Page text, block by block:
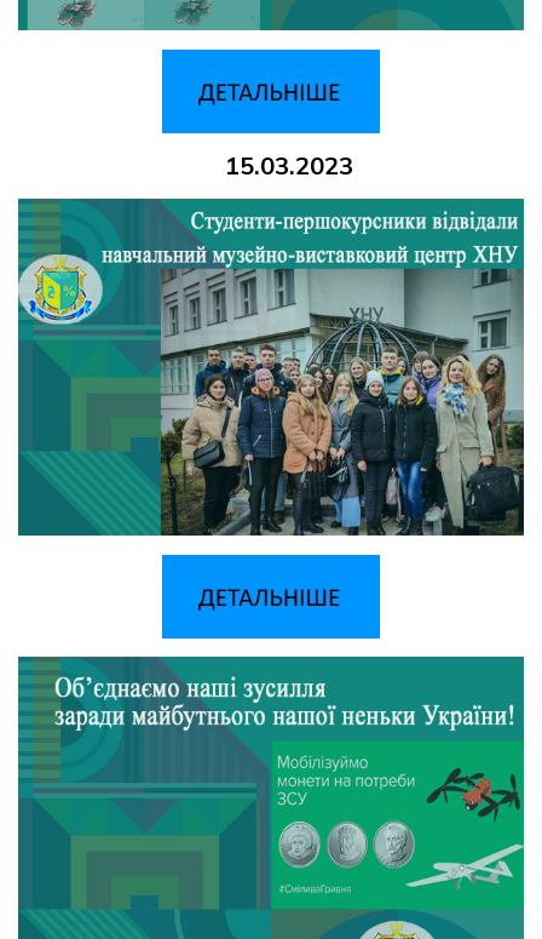
15.03.2023